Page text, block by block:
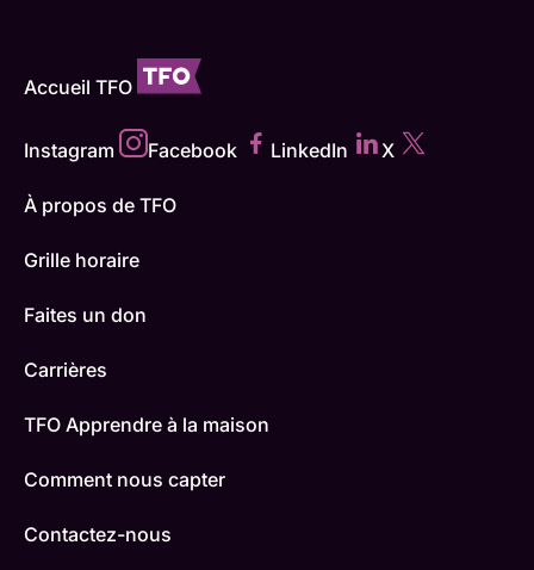
Accueil TFO
Instagram Facebook LinkedIn X
À propos de TFO
Grille horaire
Faites un don
Carrières
TFO Apprendre à la maison
Comment nous capter
Contactez-nous